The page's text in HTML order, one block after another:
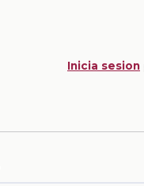
Inicia sesion